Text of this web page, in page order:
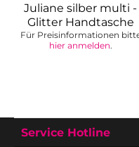
Juliane silber multi -
Glitter Handtasche
Für Preisinformationen
hier anmelden.
Service Hotline